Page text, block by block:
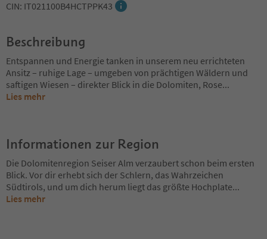
CIN: IT021100B4HCTPPK43
Beschreibung
Entspannen und Energie tanken in unserem neu errichteten
Ansitz – ruhige Lage – umgeben von prächtigen Wäldern und
saftigen Wiesen – direkter Blick in die Dolomiten, Rose...
Lies mehr
Informationen zur Region
Die Dolomitenregion Seiser Alm verzaubert schon beim ersten
Blick. Vor dir erhebt sich der Schlern, das Wahrzeichen
Südtirols, und um dich herum liegt das größte Hochplate...
Lies mehr